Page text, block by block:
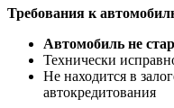
Требования к
Автомобиль не
Технически
Не находится в
автокредитования